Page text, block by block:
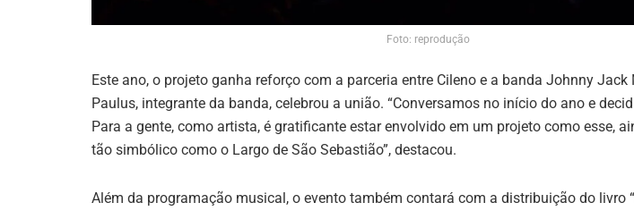
Foto: reprodução
Este ano, o projeto ganha reforço com a parceria entre Cileno e a banda Johnny Jack
Paulus, integrante da banda, celebrou a união. “Conversamos no início do ano e
Para a gente, como artista, é gratificante estar envolvido em um projeto como esse,
tão simbólico como o Largo de São Sebastião”, destacou.
Além da programação musical, o evento também contará com a distribuição do livro